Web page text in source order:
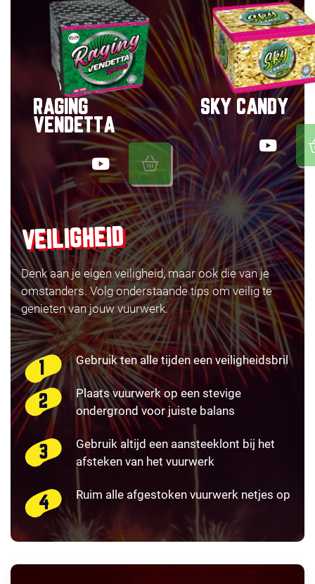
RAGING
VENDETTA
SKY CANDY
VEILIGHEID
Denk aan je eigen veiligheid, maar ook die van je
omstanders. Volg onderstaande tips om veilig te
genieten van jouw vuurwerk.
Gebruik ten alle tijden een veiligheidsbril
Plaats vuurwerk op een stevige
ondergrond voor juiste balans
Gebruik altijd een aansteeklont bij het
afsteken van het vuurwerk
Ruim alle afgestoken vuurwerk netjes op